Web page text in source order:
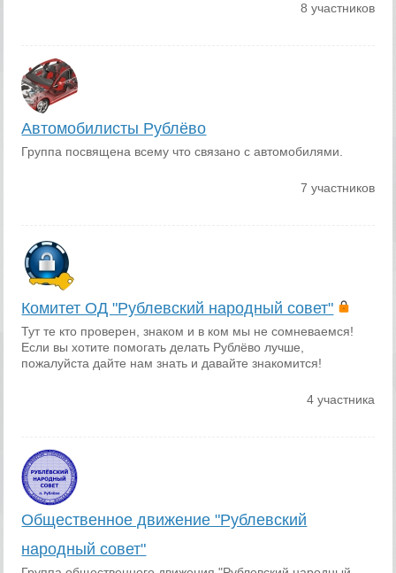
8 участников
Автомобилисты Рублёво
Группа посвящена всему что связано с автомобилями.
7 участников
Комитет ОД "Рублевский народный совет"
Тут те кто проверен, знаком и в ком мы не сомневаемся!
Если вы хотите помогать делать Рублёво лучше,
пожалуйста дайте нам знать и давайте знакомится!
4 участника
Общественное движение "Рублевский
народный совет"